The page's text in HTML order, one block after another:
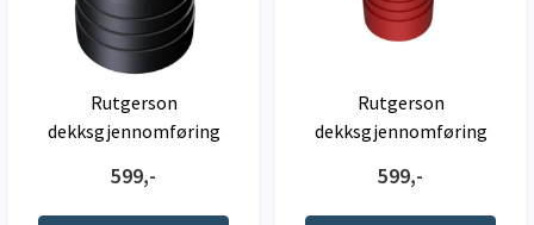
Rutgerson
dekksgjennomføring
599,-
Rutgerson
dekksgjennomføring
599,-